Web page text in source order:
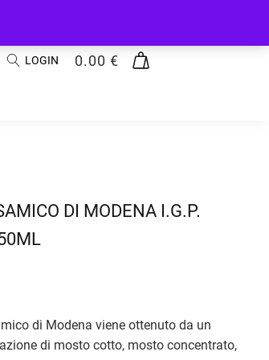
LOGIN 0.00 €
DI MODENA I.G.P.
di Modena viene ottenuto da un
di mosto cotto, mosto concentrato,